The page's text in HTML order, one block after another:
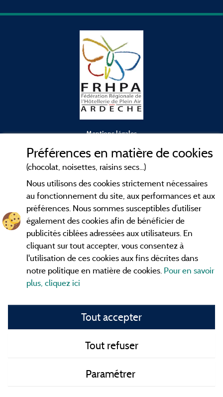
Mentions légales
Contact
CGV
Les meilleurscampings en Ardèche . Consultez les fiches de
nos adhérents et découvrez nos meilleures offres dans les
Gorges de l'Ardèche, le célèbrePont d'Arc, la grotte de l'Aven
d'Orgnac, Le mont Gerbier de Jonc ou le mont Mézenc...
informez vous directement ici en ligne avant de contacter le
Faites vous votre propre idée du camping, au pied d'un lac,
avec clubenfants, avec vos animaux de compagnie, sous la
ou dans un mobil home ou même de
Tous les campings en Ardèche et au meilleur prix !
Préférences en matière de cookies
(chocolat, noisettes, raisins secs...)
Nous utilisons des cookies strictement nécessaires
au fonctionnement du site, aux performances et aux
préférences. Nous sommes susceptibles d’utiliser
également des cookies afin de bénéficier de
publicités ciblées adressées aux utilisateurs. En
cliquant sur tout accepter, vous consentez à
l'utilisation de ces cookies aux fins décrites dans
notre politique en matière de cookies. Pour en savoir
plus, cliquez ici
Tout accepter
Tout refuser
Paramétrer